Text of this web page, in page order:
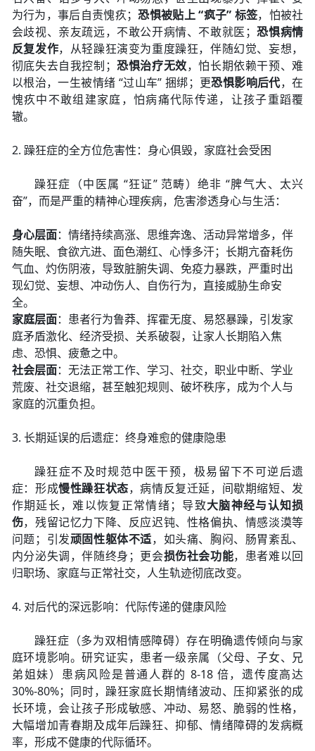
为行为，事后自责愧疚；恐惧被贴上 “疯子” 标签，怕被社
会歧视、亲友疏远，不敢公开病情、不敢就医； 恐惧病情
反复发作，从轻躁狂演变为重度躁狂，伴随幻觉、妄想，
彻底失去自我控制； 恐惧治疗无效，怕长期依赖干预、难
以根治，一生被情绪 “过山车” 捆绑；更恐惧影响后代，在
愧疚中不敢组建家庭，怕病痛代际传递，让孩子重蹈覆
辙。
2. 躁狂症的全方位危害性：身心俱毁，家庭社会受困
躁狂症（中医属 “狂证” 范畴）绝非 “脾气大、太兴
奋”，而是严重的精神心理疾病，危害渗透身心与生活：
身心层面：情绪持续高涨、思维奔逸、活动异常增多，伴
随失眠、食欲亢进、面色潮红、心悸多汗；长期亢奋耗伤
气血、灼伤阴液，导致脏腑失调、免疫力暴跌，严重时出
现幻觉、妄想、冲动伤人、自伤行为，直接威胁生命安
全。
家庭层面：患者行为鲁莽、挥霍无度、易怒暴躁，引发家
庭矛盾激化、经济受损、关系破裂，让家人长期陷入焦
虑、恐惧、疲惫之中。
社会层面：无法正常工作、学习、社交，职业中断、学业
荒废、社交退缩，甚至触犯规则、破坏秩序，成为个人与
家庭的沉重负担。
3. 长期延误的后遗症：终身难愈的健康隐患
躁狂症不及时规范中医干预，极易留下不可逆后遗
症：形成慢性躁狂状态，病情反复迁延，间歇期缩短、发
作期延长，难以恢复正常情绪；导致大脑神经与认知损
伤，残留记忆力下降、反应迟钝、性格偏执、情感淡漠等
问题；引发顽固性躯体不适，如头痛、胸闷、肠胃紊乱、
内分泌失调，伴随终身；更会损伤社会功能，患者难以回
归职场、家庭与正常社交，人生轨迹彻底改变。
4. 对后代的深远影响：代际传递的健康风险
躁狂症（多为双相情感障碍）存在明确遗传倾向与家
庭环境影响。研究证实，患者一级亲属（父母、子女、兄
弟姐妹）患病风险是普通人群的 8-18 倍，遗传度高达
30%-80%；同时，躁狂家庭长期情绪波动、压抑紧张的成
长环境，会让孩子形成敏感、冲动、易怒、脆弱的性格，
大幅增加青春期及成年后躁狂、抑郁、情绪障碍的发病概
率，形成不健康的代际循环。